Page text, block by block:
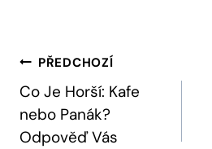
Navigace
Pro
Příspěvek
PŘEDCHOZÍ
Co Je Horší: Kafe
nebo Panák?
Odpověď Vás